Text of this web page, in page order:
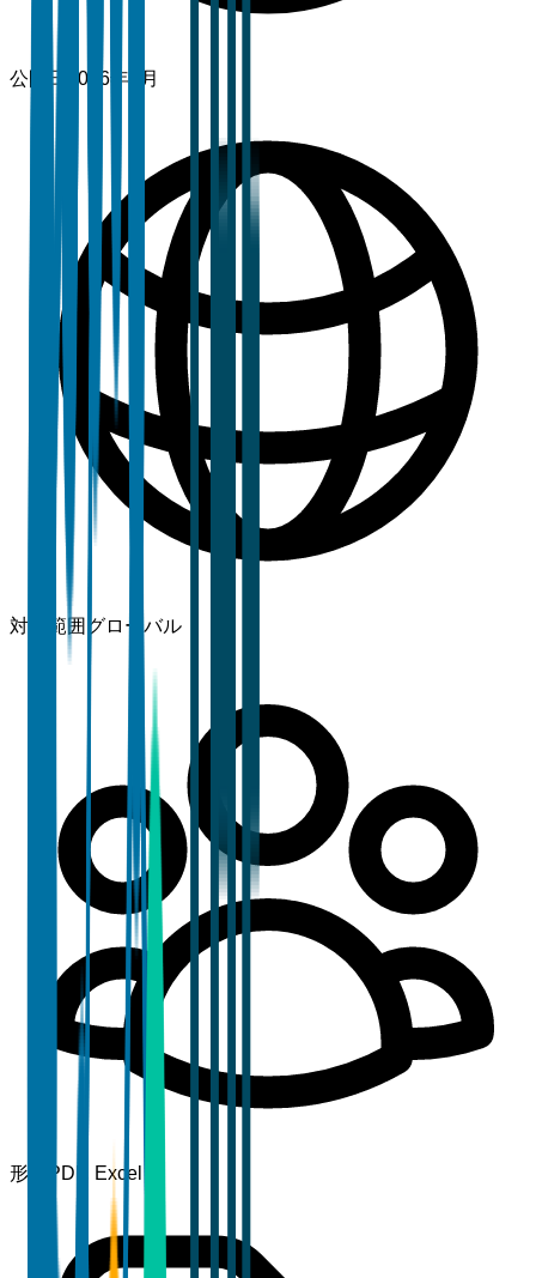
公開日 2026年3月
対象範囲 グローバル
形式 PDF, Excel